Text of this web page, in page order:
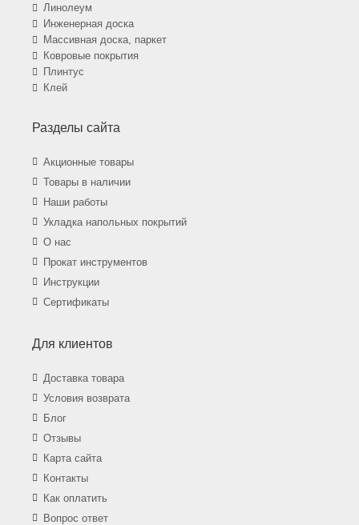
Линолеум
Инженерная доска
Массивная доска, паркет
Ковровые покрытия
Плинтус
Клей
Разделы сайта
Акционные товары
Товары в наличии
Наши работы
Укладка напольных покрытий
О нас
Прокат инструментов
Инструкции
Сертификаты
Для клиентов
Доставка товара
Условия возврата
Блог
Отзывы
Карта сайта
Контакты
Как оплатить
Вопрос ответ